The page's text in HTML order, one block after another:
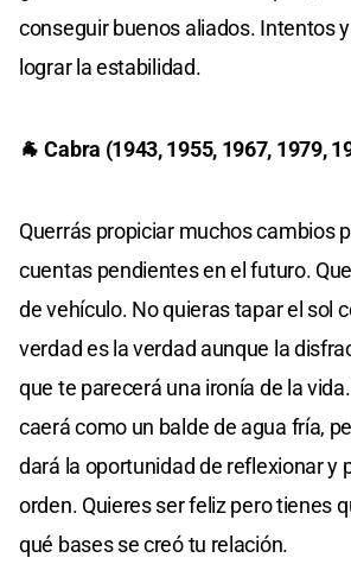
conseguir buenos aliados. Intentos
lograr la estabilidad.
🐐 Cabra (1943, 1955, 1967, 1979,
Querrás propiciar muchos cambios
cuentas pendientes en el futuro.
de vehículo. No quieras tapar el sol
verdad es la verdad aunque la
que te parecerá una ironía de la
caerá como un balde de agua fría,
dará la oportunidad de reflexionar y
orden. Quieres ser feliz pero tienes
qué bases se creó tu relación.